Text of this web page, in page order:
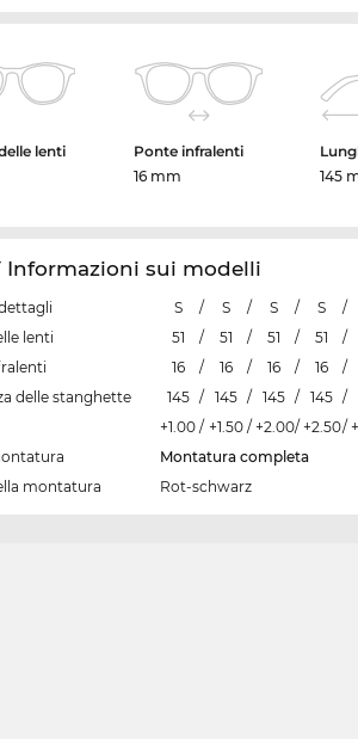
lenti
Ponte infralenti
16 mm
145
Informazioni sui modelli
S / S / S / S /
lenti
51 / 51 / 51 / 51 /
16 / 16 / 16 / 16 /
delle stanghette
145 / 145 / 145 / 145 /
+1.00 / +1.50 / +2.00/ +2.50/
Montatura completa
montatura
Rot-schwarz